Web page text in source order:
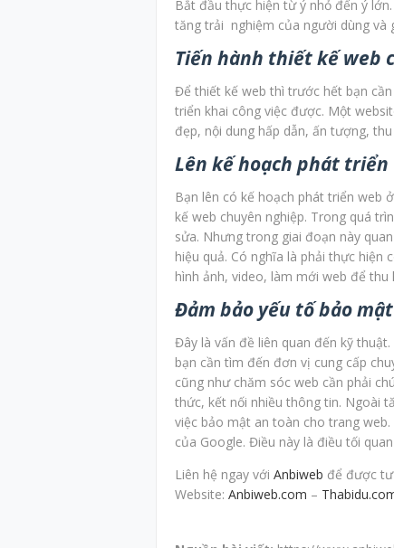
Bắt đầu thực hiện từ ý nhỏ đến ý
tăng trải nghiệm của người dùng và
Tiến hành thiết kế web
Để thiết kế web thì trước hết bạn
triển khai công việc được. Một
đẹp, nội dung hấp dẫn, ấn tượng,
Lên kế hoạch phát
Bạn lên có kế hoạch phát triển web
kế web chuyên nghiệp. Trong quá
sửa. Nhưng trong giai đoạn này
hiệu quả. Có nghĩa là phải thực hiện
hình ảnh, video, làm mới web để thu
Đảm bảo yếu tố bảo
Đây là vấn đề liên quan đến kỹ
bạn cần tìm đến đơn vị cung cấp
cũng như chăm sóc web cần phải
thức, kết nối nhiều thông tin. Ngoài
việc bảo mật an toàn cho trang
của Google. Điều này là điều tối
Liên hệ ngay với Anbiweb để được tư
Website: Anbiweb.com –